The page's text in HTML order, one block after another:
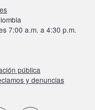
7:00 a.m. a 4:30 p.m.
pública
y denuncias